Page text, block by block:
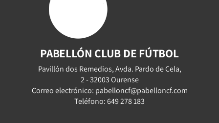
PABELLÓN CLUB DE FÚTBOL
Pavillón dos Remedios, Avda. Pardo de Cela,
2 - 32003 Ourense
Correo electrónico: pabelloncf@pabelloncf.com
Teléfono: 649 278 183